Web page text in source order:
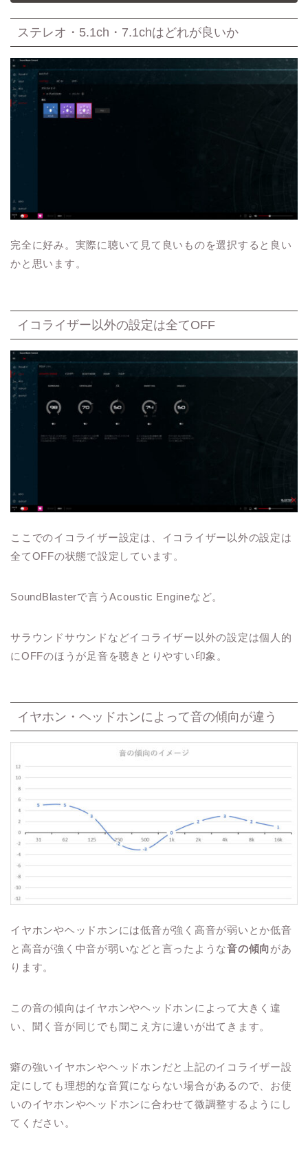
ステレオ・5.1ch・7.1chはどれが良いか
完全に好み。実際に聴いて見て良いものを選択すると良い
かと思います。
イコライザー以外の設定は全てOFF
ここでのイコライザー設定は、イコライザー以外の設定は
全てOFFの状態で設定しています。
SoundBlasterで言うAcoustic Engineなど。
サラウンドサウンドなどイコライザー以外の設定は個人的
にOFFのほうが足音を聴きとりやすい印象。
イヤホン・ヘッドホンによって音の傾向が違う
イヤホンやヘッドホンには低音が強く高音が弱いとか低音
と高音が強く中音が弱いなどと言ったような音の傾向があ
ります。
この音の傾向はイヤホンやヘッドホンによって大きく違
い、聞く音が同じでも聞こえ方に違いが出てきます。
癖の強いイヤホンやヘッドホンだと上記のイコライザー設
定にしても理想的な音質にならない場合があるので、お使
いのイヤホンやヘッドホンに合わせて微調整するようにし
てください。